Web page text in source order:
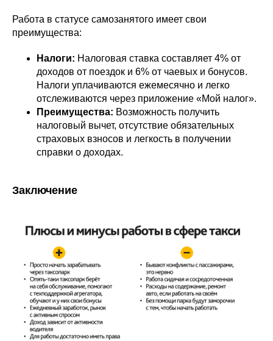
Работа в статусе самозанятого имеет свои
преимущества:
Налоги: Налоговая ставка составляет 4% от
доходов от поездок и 6% от чаевых и бонусов.
Налоги уплачиваются ежемесячно и легко
отслеживаются через приложение «Мой налог».
Преимущества: Возможность получить
налоговый вычет, отсутствие обязательных
страховых взносов и легкость в получении
справки о доходах.
Заключение